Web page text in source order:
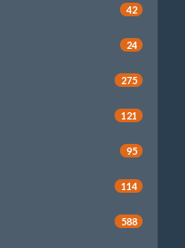
42
24
275
121
95
114
588